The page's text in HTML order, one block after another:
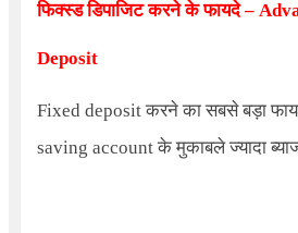
फिक्स्ड डिपाजिट करने के फायदे –
Deposit
Fixed depositकरने का सबसे बड़ा
saving account के मुकाबले ज्यादा